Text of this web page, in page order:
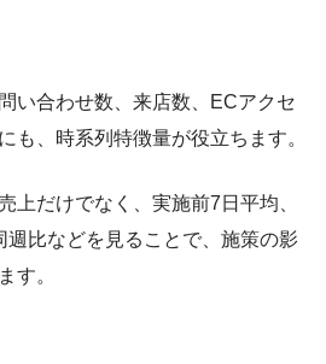
い合わせ数、来店数、ECアクセ
も、時系列特徴量が役立ちます。
上だけでなく、実施前7日平均、
週比などを見ることで、施策の影
す。